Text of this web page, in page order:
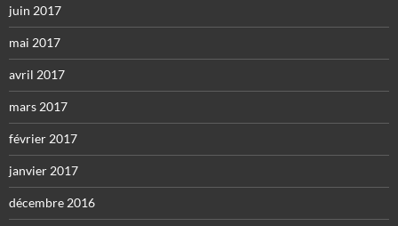
juin 2017
mai 2017
avril 2017
mars 2017
février 2017
janvier 2017
décembre 2016